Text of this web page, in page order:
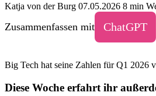
Katja von der Burg 07.05.2026 8 min
Zusammenfassen mit ChatGPT
Big Tech hat seine Zahlen für Q1 2026
Diese Woche erfahrt ihr